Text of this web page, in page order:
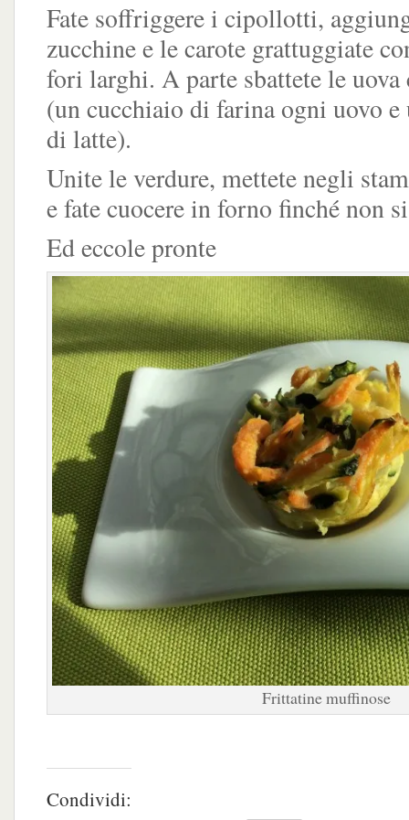
Fate soffriggere i cipollotti,
zucchine e le carote grattuggiate
fori larghi. A parte sbattete le uova
(un cucchiaio di farina ogni uovo e
di latte).
Unite le verdure, mettete negli
e fate cuocere in forno finché non
Ed eccole pronte
Frittatine muffinose
Condividi: